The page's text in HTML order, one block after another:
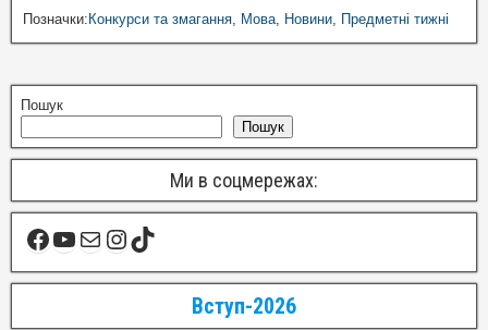
Позначки:Конкурси та змагання Мова Новини Предметні тижні
Пошук
Пошук
Ми в соцмережах:
Вступ-2026